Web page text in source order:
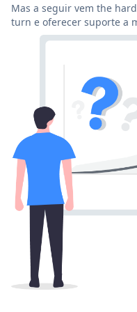
Mas a seguir vem the
turn e oferecer suporte a